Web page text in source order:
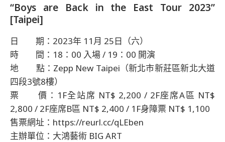
“Boys are Back in the East Tour 2023”
[Taipei]
日 期：2023年 11月 25日（六）
時 間：18：00 入場 / 19：00 開演
地 點：Zepp New Taipei（新北市新莊區新北大道
四段3號8樓）
票 價：1F全站席 NT$ 2,200 / 2F座席A區 NT$
2,800 / 2F座席B區 NT$ 2,400 / 1F身障票 NT$ 1,100
售票網址：https://reurl.cc/qLEben
主辦單位：大鴻藝術 BIG ART